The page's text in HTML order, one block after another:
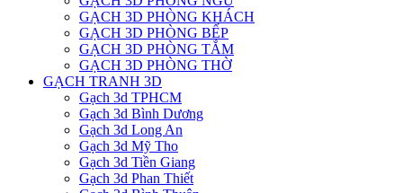
GẠCH 3D PHÒNG KHÁCH
GẠCH 3D PHÒNG BẾP
GẠCH 3D PHÒNG TẮM
GẠCH 3D PHÒNG THỜ
GẠCH TRANH 3D
Gạch 3d TPHCM
Gạch 3d Bình Dương
Gạch 3d Long An
Gạch 3d Mỹ Tho
Gạch 3d Tiền Giang
Gạch 3d Phan Thiết